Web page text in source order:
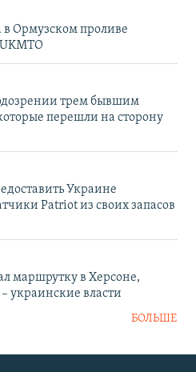
в Ормузском проливе
трем бывшим
перешли на сторону
Украине
Patriot из своих запасов
маршрутку в Херсоне,
украинские власти
БОЛЬШЕ